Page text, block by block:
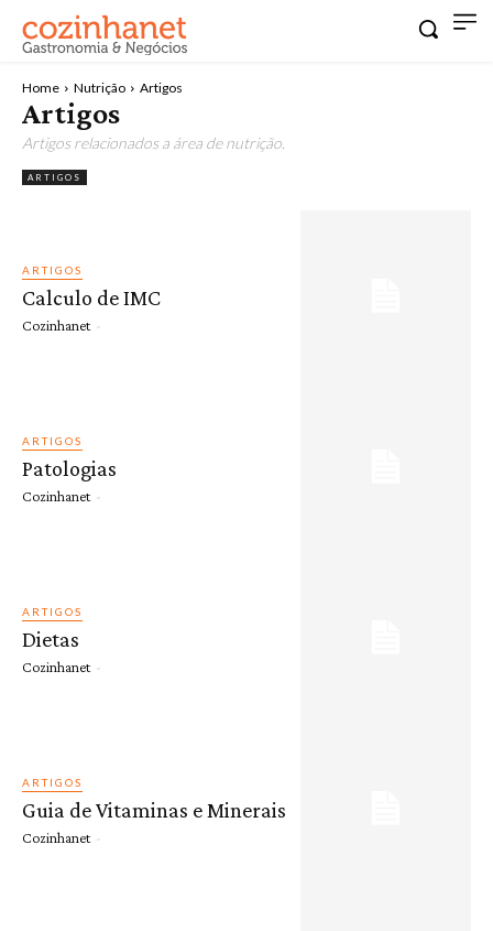
Home Nutrição Artigos
Artigos
Artigos relacionados a área de nutrição.
ARTIGOS
ARTIGOS
Calculo de IMC
Cozinhanet -
ARTIGOS
Patologias
Cozinhanet -
ARTIGOS
Dietas
Cozinhanet -
ARTIGOS
Guia de Vitaminas e Minerais
Cozinhanet -